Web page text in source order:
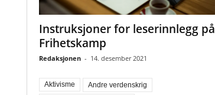
Instruksjoner for leserinnlegg på
Frihetskamp
Redaksjonen - 14. desember 2021
Aktivisme Andre verdenskrig